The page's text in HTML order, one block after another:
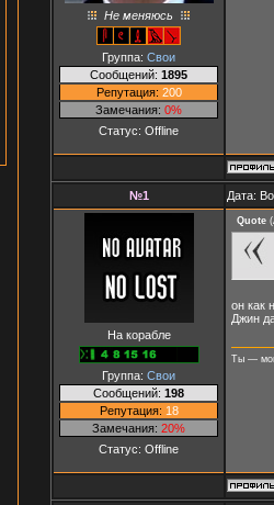
Не меняюсь
Группа: Свои
Сообщений: 1895
Репутация: 200
Замечания: 0%
Статус: Offline
№1 Дата:
На корабле
Группа: Свои
Сообщений: 198
Репутация: 18
Замечания: 20%
Статус: Offline
Quote (
он как
Джин
Ты —